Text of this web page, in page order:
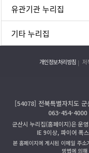
유관기관 누리집
기타 누리집
개인정보처리방침 저
[54078] 전북특별자치도
063-454-4000
군산시 누리집(홈페이지)은 운
IE 9이상, 파이어 폭
본 홈페이지에 게시된 이메일 주
망법에 의